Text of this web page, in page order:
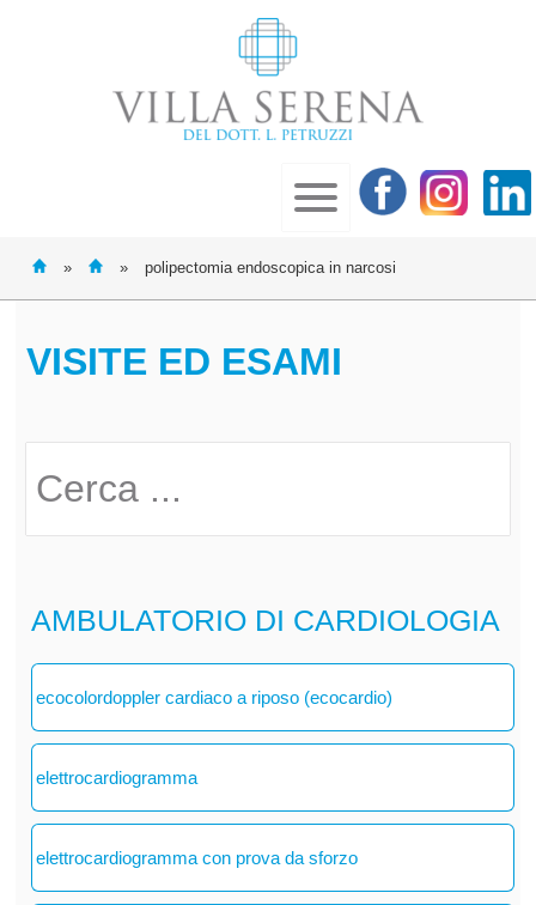
» » polipectomia endoscopica in narcosi
VISITE ED ESAMI
AMBULATORIO DI CARDIOLOGIA
ecocolordoppler cardiaco a riposo (ecocardio)
elettrocardiogramma
elettrocardiogramma con prova da sforzo